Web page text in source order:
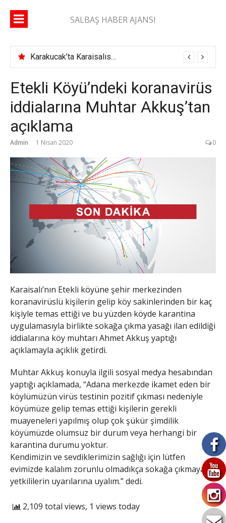
SALBAŞ HABER AJANSI
Karakucak’ta Karaisalıspor fırtınası
Etekli Köyü’ndeki koranavirüs
iddialarına Muhtar Akkuş’tan
açıklama
Admin 1 Nisan 2020 0
Karaisalı’nın Etekli köyüne şehir merkezinden
koranavirüslü kişilerin gelip köy sakinlerinden bir kaç
kişiyle temas ettiği ve bu yüzden köyde karantina
uygulamasıyla birlikte sokağa çıkma yasağı ilan edildiği
iddialarına köy muhtarı Ahmet Akkuş yaptığı
açıklamayla açıklık getirdi.
Muhtar Akkuş konuyla ilgili sosyal medya hesabından
yaptığı açıklamada, “Adana merkezde ikamet eden bir
köylümüzün virüs testinin pozitif çıkması nedeniyle
köyümüze gelip temas ettiği kişilerin gerekli
muayeneleri yapılmış olup çok şükür şimdilik
köyümüzde olumsuz bir durum veya herhangi bir
karantina durumu yoktur.
Kendimizin ve sevdiklerimizin sağlığı için lütfen
evimizde kalalım zorunlu olmadıkça sokağa çıkmayalım
yetkililerin uyarılarına uyalım.” dedi.
2,109 total views, 1 views today